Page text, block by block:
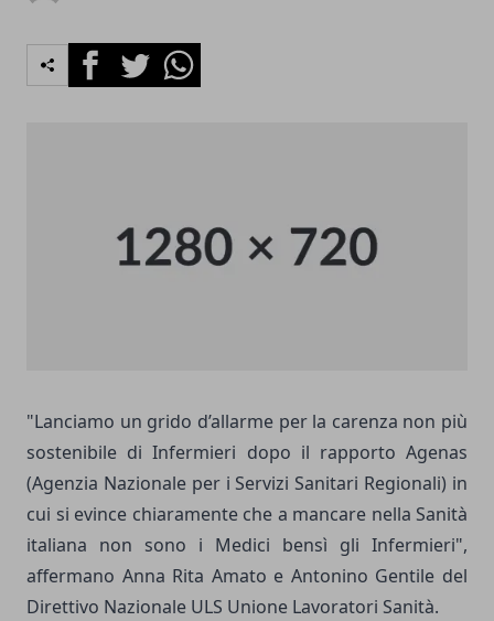
FacebookTwitterWhatsapp
"Lanciamo un grido d’allarme per la carenza non più
sostenibile di Infermieri dopo il rapporto Agenas
(Agenzia Nazionale per i Servizi Sanitari Regionali) in
cui si evince chiaramente che a mancare nella Sanità
italiana non sono i Medici bensì gli Infermieri",
affermano Anna Rita Amato e Antonino Gentile del
Direttivo Nazionale ULS Unione Lavoratori Sanità.